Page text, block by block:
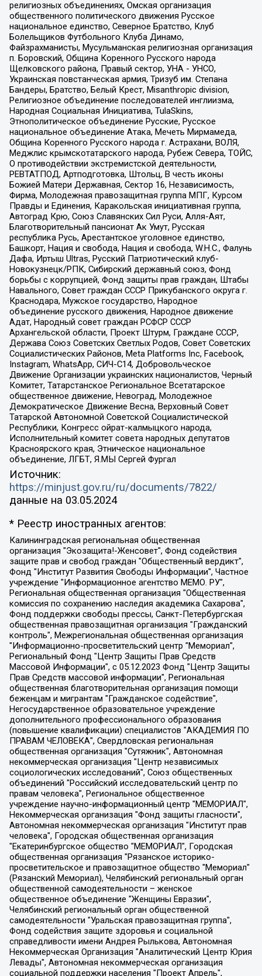
религиозных объединениях, Омская организация
общественного политического движения Русское
национальное единство, Северное Братство, Клуб
Болельщиков Футбольного Клуба Динамо,
Файзрахманисты, Мусульманская религиозная организация
п. Боровский, Община Коренного Русского народа
Щелковского района, Правый сектор, УНА - УНСО,
Украинская повстанческая армия, Тризуб им. Степана
Бандеры, Братство, Белый Крест, Misanthropic division,
Религиозное объединение последователей инглиизма,
Народная Социальная Инициатива, TulaSkins,
Этнополитическое объединение Русские, Русское
национальное объединение Атака, Мечеть Мирмамеда,
Община Коренного Русского народа г. Астрахани, ВОЛЯ,
Меджлис крымскотатарского народа, Рубеж Севера, ТОЙС,
О противодействии экстремистской деятельности,
РЕВТАТПОД, Артподготовка, Штольц, В честь иконы
Божией Матери Державная, Сектор 16, Независимость,
Фирма, Молодежная правозащитная группа МПГ, Курсом
Правды и Единения, Каракольская инициативная группа,
Автоград Крю, Союз Славянских Сил Руси, Алля-Аят,
Благотворительный пансионат Ак Умут, Русская
республика Русь, Арестантское уголовное единство,
Башкорт, Нация и свобода, Нация и свобода, W.H.С., Фалунь
Дафа, Иртыш Ultras, Русский Патриотический клуб-
Новокузнецк/РПК, Сибирский державный союз, Фонд
борьбы с коррупцией, Фонд защиты прав граждан, Штабы
Навального, Совет граждан СССР Прикубанского округа г.
Краснодара, Мужское государство, Народное
объединение русского движения, Народное движение
Адат, Народный совет граждан РСФСР СССР
Архангельской области, Проект Штурм, Граждане СССР,
Держава Союз Советских Светлых Родов, Совет Советских
Социалистических Районов, Meta Platforms Inc, Facebook,
Instagram, WhatsApp, СИЧ-С14, Добровольческое
Движение Организации украинских националистов, Черный
Комитет, Татарстанское Региональное Всетатарское
общественное движение, Невоград, Молодежное
Демократическое Движение Весна, Верховный Совет
Татарской Автономной Советской Социалистической
Республики, Конгресс ойрат-калмыцкого народа,
Исполнительный комитет совета народных депутатов
Красноярского края, Этническое национальное
объединение, ЛГБТ, Я.МЫ Сергей Фургал
Источник:
https://minjust.gov.ru/ru/documents/7822/
данные на 03.05.2024
* Реестр иностранных агентов:
Калининградская региональная общественная организация "Экозащита!-Женсовет", Фонд содействия защите прав и свобод граждан "Общественный вердикт", Фонд "Институт Развития Свободы Информации", Частное учреждение "Информационное агентство МЕМО. РУ", Региональная общественная организация "Общественная комиссия по сохранению наследия академика Сахарова", Фонд поддержки свободы прессы, Санкт-Петербургская общественная правозащитная организация "Гражданский контроль", Межрегиональная общественная организация "Информационно-просветительский центр "Мемориал", Региональный Фонд "Центр Защиты Прав Средств Массовой Информации", с 05.12.2023 Фонд "Центр Защиты Прав Средств массовой информации", Региональная общественная благотворительная организация помощи беженцам и мигрантам "Гражданское содействие", Негосударственное образовательное учреждение дополнительного профессионального образования (повышение квалификации) специалистов "АКАДЕМИЯ ПО ПРАВАМ ЧЕЛОВЕКА", Свердловская региональная общественная организация "Сутяжник", Автономная некоммерческая организация "Центр независимых социологических исследований", Союз общественных объединений "Российский исследовательский центр по правам человека", Региональное общественное учреждение научно-информационный центр "МЕМОРИАЛ", Некоммерческая организация "Фонд защиты гласности", Автономная некоммерческая организация "Институт прав человека", Городская общественная организация "Екатеринбургское общество "МЕМОРИАЛ", Городская общественная организация "Рязанское историко-просветительское и правозащитное общество "Мемориал" (Рязанский Мемориал), Челябинский региональный орган общественной самодеятельности – женское общественное объединение "Женщины Евразии", Челябинский региональный орган общественной самодеятельности "Уральская правозащитная группа", Фонд содействия защите здоровья и социальной справедливости имени Андрея Рылькова, Автономная Некоммерческая Организация "Аналитический Центр Юрия Левады", Автономная некоммерческая организация социальной поддержки населения "Проект Апрель", Региональная общественная организация помощи женщинам и детям, находящимся в кризисной ситуации "Информационно-методический центр "Анна", Фонд содействия развитию массовых коммуникаций и правовому просвещению "Так-так-Так", Фонд содействия устойчивому развитию "Серебряная тайга", Свердловский региональный общественный фонд социальных проектов "Новое время", "Idel.Реалии", Кавказ.Реалии, Крым.Реалии, Телеканал Настоящее Время, Татаро-башкирская служба Радио Свобода (Azatliq Radiosi), Радио Свободная Европа/Радио Свобода (PCE/PC), "Сибирь.Реалии", "Фактограф", Благотворительный фонд помощи осужденным и их семьям, Автономная некоммерческая организация "Институт глобализации и социальных движений", Фонд "В защиту прав заключенных", Частное учреждение "Центр поддержки и содействия развитию средств массовой информации", Пензенский региональный общественный благотворительный фонд "Гражданский союз", "Север.Реалии", Некоммерческая организация Фонд "Правовая инициатива", Общество с ограниченной ответственностью "Радио Свободная Европа/Радио Свобода", Чешское информационное агентство "MEDIUM-ORIENT", Красноярская региональная общественная организация "Мы против СПИДа", Камалягин Денис Николаевич, Маркелов Сергей Евгеньевич, Пономарев Лев Александрович, Савицкая Людмила Алексеевна, Автономная некоммерческая организация "Центр по работе с проблемой насилия "НАСИЛИЮ.НЕТ", Межрегиональный профессиональный союз работников здравоохранения "Альянс врачей", Юридическое лицо, зарегистрированное в Латвийской Республике, SIA "Medusa Project" (регистрационный номер 40103797863, дата регистрации 10.06.2014), Некоммерческая организация "Фонд по борьбе с коррупцией", Автономная некоммерческая организация "Институт права и публичной политики", Баданин Роман Сергеевич, Гликин Максим Александрович, Железнова Мария Михайловна, Лукьянова Юлия Сергеевна, Маетная Елизавета Витальевна, Маняхин Петр Борисович, Чуракова Ольга Владимировна, Ярош Юлия Петровна, Юридическое лицо "The Insider SIA", зарегистрированное в Риге, Латвийская Республика (дата регистрации 26.06.2015), являющееся администратором доменного имени интернет-издания "The Insider SIA", https://theins.ru, Постернак Алексей Евгеньевич, Рубин Михаил Аркадьевич, Анин Роман Александрович, Юридическое лицо Istories fonds, зарегистрированное в Латвийской Республике (регистрационный номер 50008295751, дата регистрации 24.02.2020), Великовский Дмитрий Александрович, Долинина Ирина Николаевна, Мароховская Алеся Алексеевна, Шлейнов Роман Юрьевич, Шмагун Олеся Валентиновна, Общество с ограниченной ответственностью "Альтаир 2021", Общество с ограниченной ответственностью "Вега 2021", Общество с ограниченной ответственностью "Главный редактор 2021", Общество с ограниченной ответственностью "Ромашки монолит", Важенков Артем Валерьевич, Ивановская областная общественная организация "Центр гендерных исследований", Гурман Юрий Альбертович, Медиапроект "ОВД-Инфо", Егоров Владимир Владимирович, Жилинский Владимир Александрович, Общество с ограниченной ответственностью "ЗП", Иванова София Юрьевна, Карезина Инна Павловна, Кильтау Екатерина Викторовна, Петров Алексей Викторович, Пискунов Сергей Евгеньевич, Смирнов Сергей Сергеевич, Тихонов Михаил Сергеевич, Общество с ограниченной ответственностью "ЖУРНАЛИСТ-ИНОСТРАННЫЙ АГЕНТ", Арапова Галина Юрьевна, Вольтская Татьяна Анатольевна, Американская компания "Mason G.E.S. Anonymous Foundation" (США), являющаяся владельцем интернет-издания https://mnews.world/, Компания "Stichting Bellingcat", зарегистрированная в Нидерландах (дата регистрации 11.07.2018), Захаров Андрей Вячеславович, Клепиковская Екатерина Дмитриевна, Общество с ограниченной ответственностью "МЕМО", Перл Роман Александрович, Симонов Евгений Алексеевич, Соловьева Елена Анатольевна, Сотников Даниил Владимирович, Сурначева Елизавета Дмитриевна, Автономная некоммерческая организация по защите прав человека и информированию населения "Якутия – Наше Мнение", Общество с ограниченной ответственностью "Москоу диджитал медиа", с 26.01.2023 Общество с ограниченной ответственностью "Чайка Белые сады", Ветошкина Валерия Валерьевна, Заговора Максим Александрович, Межрегиональное общественное движение "Российская ЛГБТ - сеть", Оленичев Максим Владимирович, Павлов Иван Юрьевич, Скворцова Елена Сергеевна, Общество с ограниченной ответственностью "Как бы инагент", Кочетков Игорь Викторович, Общество с ограниченной ответственностью "Честные выборы", Еланчик Олег Александрович, Общество с ограниченной ответственностью "Нобелевский призыв", Гималова Регина Эмилевна, Григорьев Андрей Валерьевич, Григорьева Алина Александровна, Ассоциация по содействию защите прав призывников, альтернативнослужащих и военнослужащих "Правозащитная группа "Гражданин.Армия.Право", Хисамова Регина Фаритовна, Автономная некоммерческая организация по реализации социально-правовых программ "Лилит", Дальневосточное общественное движение "Маяк", Санкт-Петербургская ЛГБТ-инициативная группа "Выход", Инициативная группа ЛГБТ+ "Реверс", Алексеев Андрей Викторович, Бекбулатова Таисия Львовна, Беляев Иван Михайлович, Владыкина Елена Сергеевна, Гельман Марат Александрович, Никульшина Вероника Юрьевна, Толоконникова Надежда Андреевна, Шендерович Виктор Анатольевич, Общество с ограниченной ответственностью "Данное сообщение", Общество с ограниченной ответственностью Издательский дом "Новая глава", Айнбиндер Александра Александровна, Московский комьюнити-центр для ЛГБТ+инициатив, Благотворительный фонд развития филантропии, Deutsche Welle (Германия, Kurt-Schumacher-Strasse 3, 53113 Bonn), Борзунова Мария Михайловна, Воробьев Виктор Викторович, Голубева Анна Львовна, Константинова Алла Михайловна, Малкова Ирина Владимировна, Мурадов Мурад Абдулгалимович, Осетинская Елизавета Николаевна, Понасенков Евгений Николаевич, Ганапольский Матвей Юрьевич, Киселев Евгений Алексеевич, Борухович Ирина Григорьевна, Дремин Иван Тимофеевич, Дубровский Дмитрий Викторович, Красноярская региональная общественная организация поддержки и развития альтернативных образовательных технологий и межкультурных коммуникаций "ИНТЕРРА", Маяковская Екатерина Алексеевна, Фейгин Марк Захарович, Филимонов Андрей Викторович, Дзугкоева Регина Николаевна, Доброхотов Роман Александрович, Дудь Юрий Александрович, Елкин Сергей Владимирович, Кругликов Кирилл Игоревич, Сабунаева Мария Леонидовна, Семенов Алексей Владимирович, Шаинян Карен Багратович, Шульман Екатерина Михайловна, Асафьев Артур Валерьевич, Вахштайн Виктор Семенович, Венедиктов Алексей Алексеевич, Лушникова Екатерина Евгеньевна, Волков Леонид Михайлович, Невзоров Александр Глебович, Пархоменко Сергей Борисович, Сироткин Ярослав Николаевич, Кара-Мурза Владимир Владимирович, Баранова Наталья Владимировна, Гозман Леонид Яковлевич, Кагарлицкий Борис Юльевич, Климарев Михаил Валерьевич, Милов Владимир Станиславович, Автономная некоммерческая организация Краснодарский центр современного искусства "Типография", Моргенштерн Алишер Тагирович, Соболь Любовь Эдуардовна, Общество с ограниченной ответственностью "ЛИЗА НОРМ", Каспаров Гарри Кимович, Ходорковский Михаил Борисович, Общество с ограниченной ответственностью "Апрельские тезисы", Данилович Ирина Брониславовна, Кашин Олег Владимирович, Петров Николай Владимирович, Пивоваров Алексей Владимирович, Соколов Михаил Владимирович, Цветкова Юлия Владимировна, Чичваркин Евгений Александрович, Комитет против пыток/Команда против пыток, Общество с ограниченной ответственностью "Первый научный", Общество с ограниченной ответственностью "Вертолет и ко", Белоцерковская Вероника Борисовна, Кац Максим Евгеньевич, Лазарева Татьяна Юрьевна, Шаведдинов Руслан Табризович, Яшин Илья Валерьевич, Общество с ограниченной ответственностью "Иноагент ААВ", Алешковский Дмитрий Петрович, Альбац Евгения Марковна, Быков Дмитрий Львович, Галямина Юлия Евгеньевна, Лойко Сергей Леонидович, Мартынов Кирилл Константинович, Медведев Сергей Александрович, Крашенинников Федор Геннадиевич, Гордеева Катерина Вл